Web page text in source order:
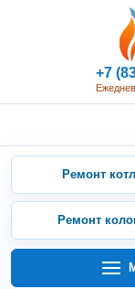
+7
Ремонт
Ремонт